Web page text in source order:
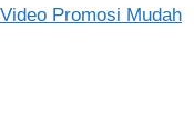
Promosi Mudah